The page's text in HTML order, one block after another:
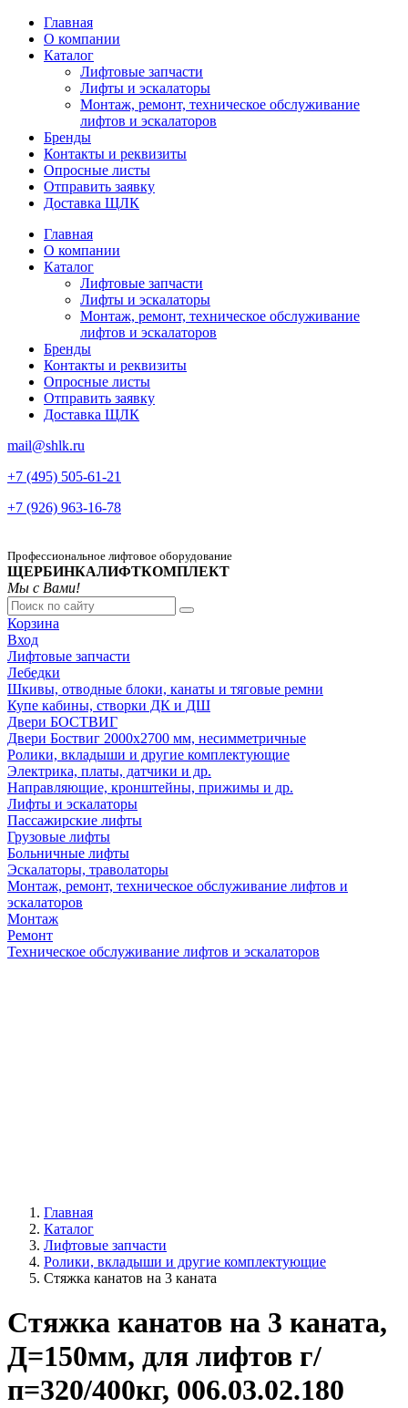
Главная
О компании
Каталог
Лифтовые запчасти
Лифты и эскалаторы
Монтаж, ремонт, техническое обслуживание
лифтов и эскалаторов
Бренды
Контакты и реквизиты
Опросные листы
Отправить заявку
Доставка ЩЛК
Главная
О компании
Каталог
Лифтовые запчасти
Лифты и эскалаторы
Монтаж, ремонт, техническое обслуживание
лифтов и эскалаторов
Бренды
Контакты и реквизиты
Опросные листы
Отправить заявку
Доставка ЩЛК
mail@shlk.ru
+7 (495) 505-61-21
+7 (926) 963-16-78
Профессиональное лифтовое оборудование
ЩЕРБИНКАЛИФТКОМПЛЕКТ
Мы с Вами!
Корзина
Вход
Лифтовые запчасти
Лебедки
Шкивы, отводные блоки, канаты и тяговые ремни
Купе кабины, створки ДК и ДШ
Двери БОСТВИГ
Двери Боствиг 2000х2700 мм, несимметричные
Ролики, вкладыши и другие комплектующие
Электрика, платы, датчики и др.
Направляющие, кронштейны, прижимы и др.
Лифты и эскалаторы
Пассажирские лифты
Грузовые лифты
Больничные лифты
Эскалаторы, траволаторы
Монтаж, ремонт, техническое обслуживание лифтов и
эскалаторов
Монтаж
Ремонт
Техническое обслуживание лифтов и эскалаторов
Главная
Каталог
Лифтовые запчасти
Ролики, вкладыши и другие комплектующие
Стяжка канатов на 3 каната
Стяжка канатов на 3 каната,
Д=150мм, для лифтов г/
п=320/400кг, 006.03.02.180